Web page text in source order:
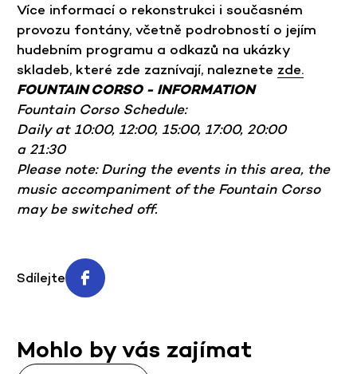
Více informací o rekonstrukci i současném
provozu fontány, včetně podrobností o jejím
hudebním programu a odkazů na ukázky
skladeb, které zde zaznívají, naleznete zde.
FOUNTAIN CORSO - INFORMATION
Fountain Corso Schedule:
Daily at 10:00, 12:00, 15:00, 17:00, 20:00
a 21:30
Please note: During the events in this area, the
music accompaniment of the Fountain Corso
may be switched off.
Sdílejte
Mohlo by vás zajímat